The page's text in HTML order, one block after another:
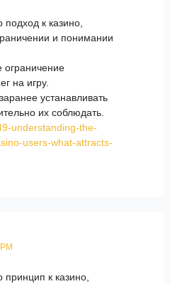
к казино,
и понимании
ограничение
на игру.
устанавливать
их соблюдать.
understanding-the-
users-what-attracts-
к казино,